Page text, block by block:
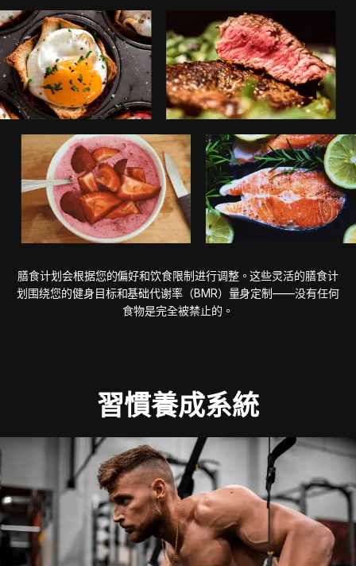
膳食计划会根据您的偏好和饮食限制进行调整。这些灵活的膳食计
划围绕您的健身目标和基础代谢率（BMR）量身定制——没有任何
食物是完全被禁止的。
習慣養成系統